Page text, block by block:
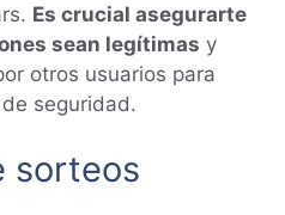
Es crucial asegurarte
sean legítimas y
otros usuarios para
seguridad.
sorteos